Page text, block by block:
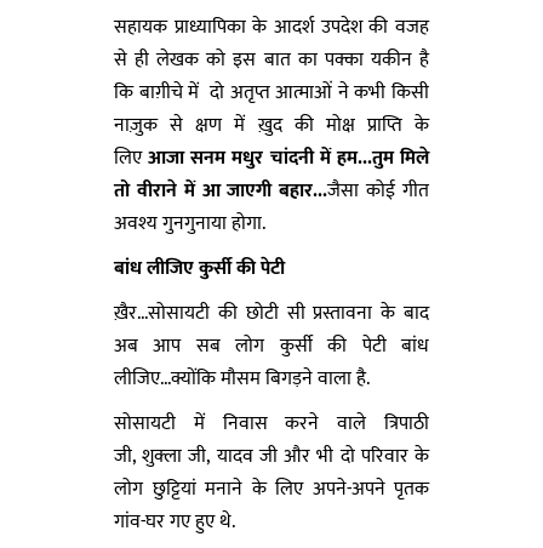
सहायक प्राध्यापिका के आदर्श उपदेश की वजह
से ही लेखक को इस बात का पक्का यकीन है
कि बाग़ीचे में दो अतृप्त आत्माओं ने कभी किसी
नाज़ुक से क्षण में ख़ुद की मोक्ष प्राप्ति के
लिएआजा सनम मधुर चांदनी में हम...तुम मिले
तो वीराने में आ जाएगी बहार...जैसा कोई गीत
अवश्य गुनगुनाया होगा.
बांध लीजिए कुर्सी की पेटी
ख़ैर...सोसायटी की छोटी सी प्रस्तावना के बाद
अब आप सब लोग कुर्सी की पेटी बांध
लीजिए...क्योंकि मौसम बिगड़ने वाला है.
सोसायटी में निवास करने वाले त्रिपाठी
जी, शुक्ला जी, यादव जी और भी दो परिवार के
लोग छुट्टियां मनाने के लिए अपने-अपने पृतक
गांव-घर गए हुए थे.